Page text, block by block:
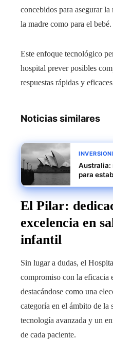
concebidos para asegurar
la madre como para el bebé.
Este enfoque tecnológico
hospital prever posibles
respuestas rápidas y
Noticias similares
Australia:
para
industrial
El Pilar:
excelencia en
infantil
Sin lugar a dudas, el
compromiso con la eficacia
destacándose como una
categoría en el ámbito de la
tecnología avanzada y un
de cada paciente.